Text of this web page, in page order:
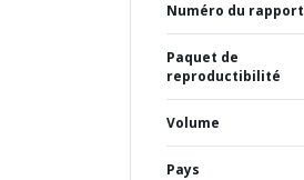
Numéro du rapport
Paquet de
reproductibilité
Volume
Pays